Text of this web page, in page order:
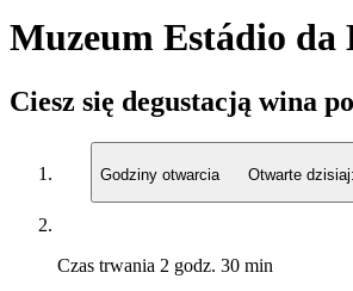
Muzeum Estádio da
Ciesz się degustacją wina
Godziny otwarcia Otwarte dzisiaj:
Czas trwania 2 godz. 30 min